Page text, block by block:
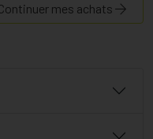
mes achats